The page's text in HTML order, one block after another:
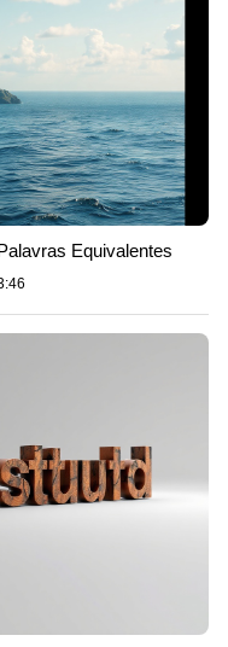
Equivalentes